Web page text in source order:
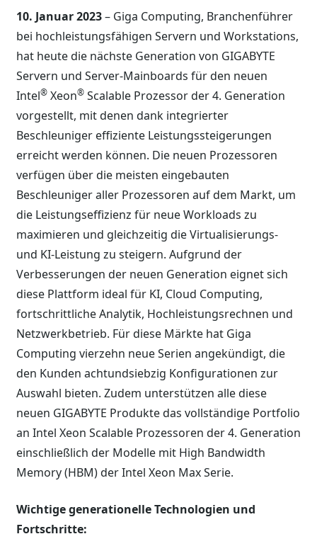
10. Januar 2023– Giga Computing, Branchenführer
bei hochleistungsfähigen Servern und Workstations,
hat heute die nächste Generation von GIGABYTE
Servern und Server-Mainboards für den neuen
Intel® Xeon® Scalable Prozessor der 4. Generation
vorgestellt, mit denen dank integrierter
Beschleuniger effiziente Leistungssteigerungen
erreicht werden können. Die neuen Prozessoren
verfügen über die meisten eingebauten
Beschleuniger aller Prozessoren auf dem Markt, um
die Leistungseffizienz für neue Workloads zu
maximieren und gleichzeitig die Virtualisierungs-
und KI-Leistung zu steigern. Aufgrund der
Verbesserungen der neuen Generation eignet sich
diese Plattform ideal für KI, Cloud Computing,
fortschrittliche Analytik, Hochleistungsrechnen und
Netzwerkbetrieb. Für diese Märkte hat Giga
Computing vierzehn neue Serien angekündigt, die
den Kunden achtundsiebzig Konfigurationen zur
Auswahl bieten. Zudem unterstützen alle diese
neuen GIGABYTE Produkte das vollständige Portfolio
an Intel Xeon Scalable Prozessoren der 4. Generation
einschließlich der Modelle mit High Bandwidth
Memory (HBM) der Intel Xeon Max Serie.
Wichtige generationelle Technologien und
Fortschritte: